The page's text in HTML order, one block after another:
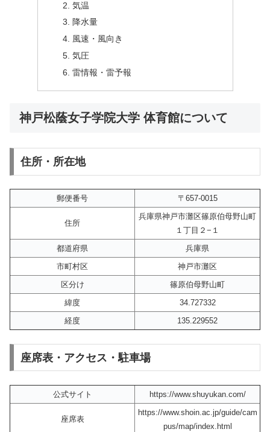
気温
降水量
風速・風向き
気圧
雷情報・雷予報
神戸松蔭女子学院大学 体育館について
住所・所在地
郵便番号 〒657-0015
住所
兵庫県神戸市灘区篠原伯母野山町
１丁目２−１
都道府県
兵庫県
市町村区
神戸市灘区
区分け
篠原伯母野山町
緯度
34.727332
経度
135.229552
座席表・アクセス・駐車場
公式サイト https://www.shuyukan.com/
座席表
https://www.shoin.ac.jp/guide/cam
pus/map/index.html